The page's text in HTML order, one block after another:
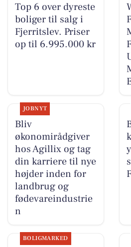
Top 6 over dyreste
boliger til salg i
Fjerritslev. Priser
op til 6.995.000 kr
JOBNYT
Bliv
økonomirådgiver
hos Agillix og tag
din karriere til nye
højder inden for
landbrug og
fødevareindustrie
n
BOLIGMARKED